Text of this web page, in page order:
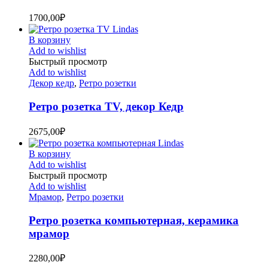
1700,00₽
В корзину
Add to wishlist
Быстрый просмотр
Add to wishlist
Декор кедр, Ретро розетки
Ретро розетка TV, декор Кедр
2675,00₽
В корзину
Add to wishlist
Быстрый просмотр
Add to wishlist
Мрамор, Ретро розетки
Ретро розетка компьютерная, керамика
мрамор
2280,00₽